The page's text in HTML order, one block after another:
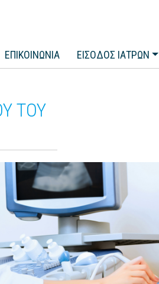
ΕΠΙΚΟΙΝΩΝΙΑ ΕΙΣΟΔΟΣ ΙΑΤΡΩΝ
ΤΟΥ